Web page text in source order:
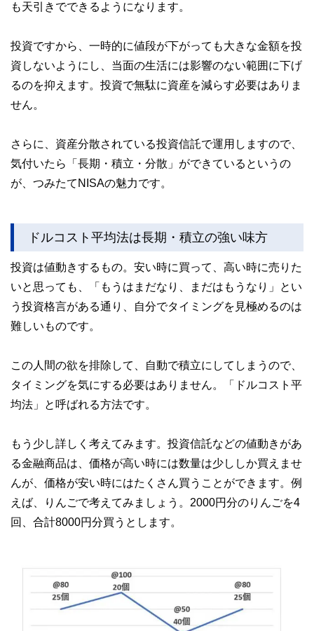
も天引きでできるようになります。
投資ですから、一時的に値段が下がっても大きな金額を投
資しないようにし、当面の生活には影響のない範囲に下げ
るのを抑えます。投資で無駄に資産を減らす必要はありま
せん。
さらに、資産分散されている投資信託で運用しますので、
気付いたら「長期・積立・分散」ができているというの
が、つみたてNISAの魅力です。
ドルコスト平均法は長期・積立の強い味方
投資は値動きするもの。安い時に買って、高い時に売りた
いと思っても、「もうはまだなり、まだはもうなり」とい
う投資格言がある通り、自分でタイミングを見極めるのは
難しいものです。
この人間の欲を排除して、自動で積立にしてしまうので、
タイミングを気にする必要はありません。「ドルコスト平
均法」と呼ばれる方法です。
もう少し詳しく考えてみます。投資信託などの値動きがあ
る金融商品は、価格が高い時には数量は少ししか買えませ
んが、価格が安い時にはたくさん買うことができます。例
えば、りんごで考えてみましょう。2000円分のりんごを4
回、合計8000円分買うとします。